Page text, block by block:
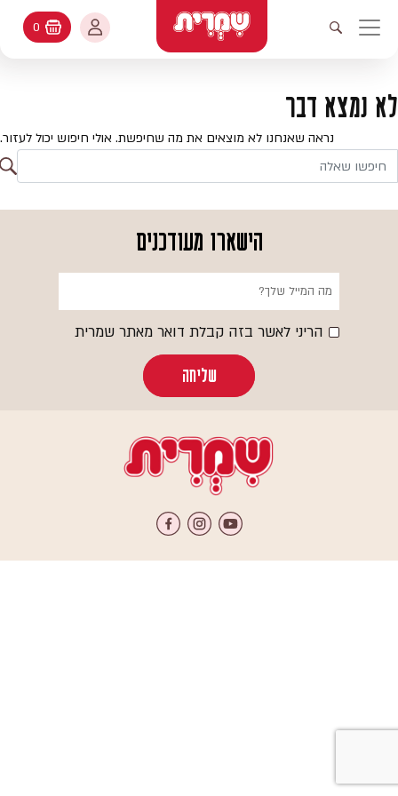
ניווט ראשי
פתיחת חיפוש
עולמות האפיה
מתכונים
קטלוג המוצרים
שאלות ותשובות
החשבון שלי
החשבון שלי
היסטורית הזמנות
עדכן סיסמה
עגלת קניות
0
לא נמצא דבר
נראה שאנחנו לא מוצאים את מה שחיפשת. אולי חיפוש יכול לעזור.
הישארו מעודכנים
הריני לאשר בזה קבלת דואר מאתר שמרית
שליחה